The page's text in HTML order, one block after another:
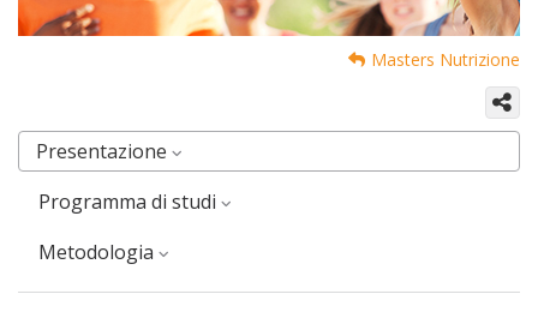
Masters Nutrizione
Presentazione
Programma di studi
Metodologia